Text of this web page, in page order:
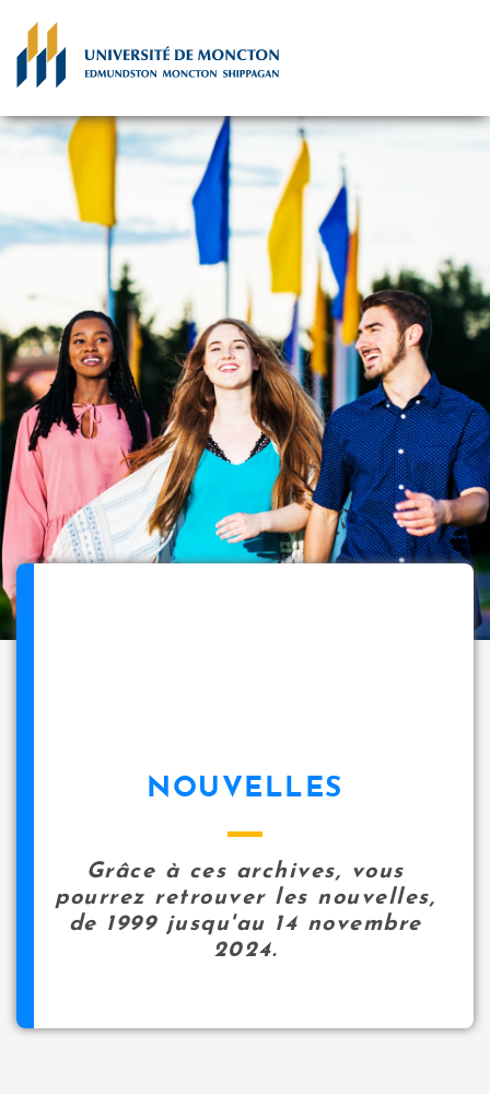
NOUVELLES
Grâce à ces archives, vous
pourrez retrouver les nouvelles,
de 1999 jusqu'au 14 novembre
2024.